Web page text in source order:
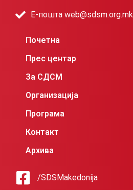
Е-пошта web@sdsm.org.mk
Почетна
Прес центар
За СДСМ
Организација
Програма
Контакт
Архива
/SDSMakedonija